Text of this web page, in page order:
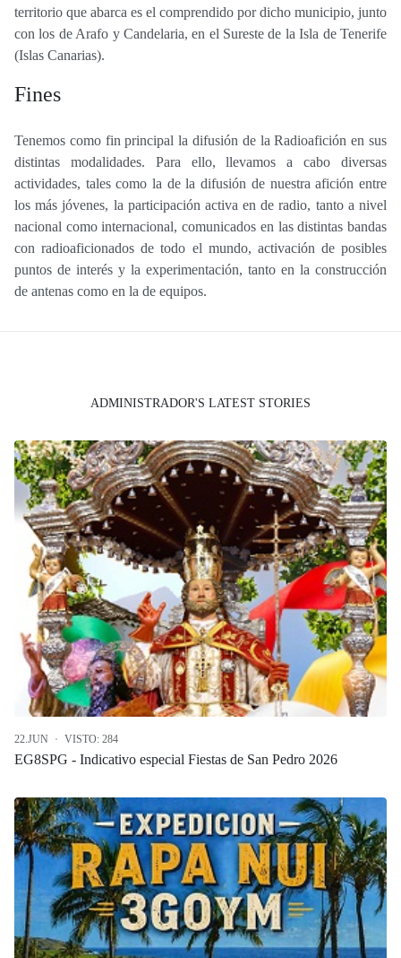
territorio que abarca es el comprendido por dicho municipio, junto
con los de Arafo y Candelaria, en el Sureste de la Isla de Tenerife
(Islas Canarias).
Fines
Tenemos como fin principal la difusión de la Radioafición en sus
distintas modalidades. Para ello, llevamos a cabo diversas
actividades, tales como la de la difusión de nuestra afición entre
los más jóvenes, la participación activa en de radio, tanto a nivel
nacional como internacional, comunicados en las distintas bandas
con radioaficionados de todo el mundo, activación de posibles
puntos de interés y la experimentación, tanto en la construcción
de antenas como en la de equipos.
ADMINISTRADOR'S LATEST STORIES
22.JUN VISTO: 284
EG8SPG - Indicativo especial Fiestas de San Pedro 2026